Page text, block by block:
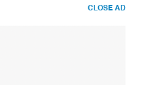
CLOSE AD